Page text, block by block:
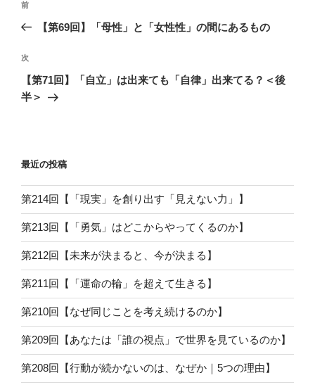
ビ
ゲ
ー
前
の
稿
前
【第69回】「母性」と「女性性」の間にあるもの
次
の
投
次
【第71回】「自立」は出来ても「自律」出来てる？＜後
半＞
最近の投稿
第214回【「現実」を創り出す「見えない力」】
第213回【「勇気」はどこからやってくるのか】
第212回【未来が決まると、今が決まる】
第211回【「運命の輪」を超えて生きる】
第210回【なぜ同じことを考え続けるのか】
第209回【あなたは「誰の視点」で世界を見ているのか】
第208回【行動が続かないのは、なぜか｜5つの理由】